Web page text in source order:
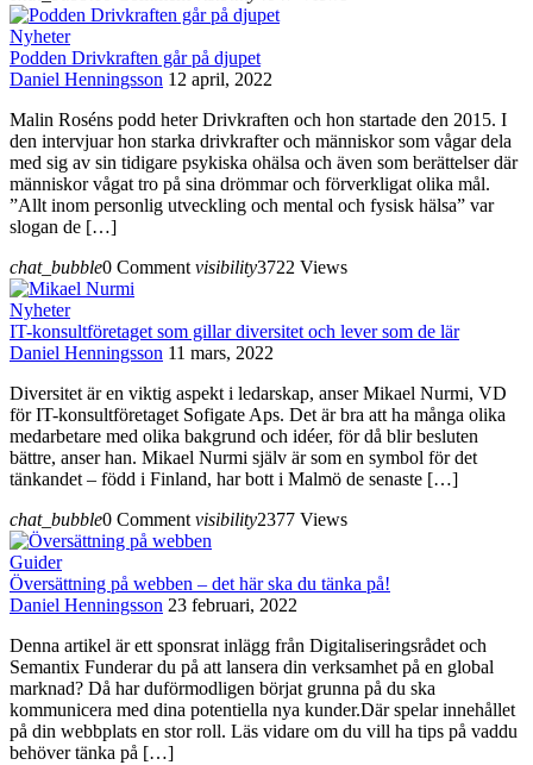
Nyheter
Podden Drivkraften går på djupet
Daniel Henningsson 12 april, 2022
Malin Roséns podd heter Drivkraften och hon startade den 2015. I
den intervjuar hon starka drivkrafter och människor som vågar dela
med sig av sin tidigare psykiska ohälsa och även som berättelser där
människor vågat tro på sina drömmar och förverkligat olika mål.
”Allt inom personlig utveckling och mental och fysisk hälsa” var
slogan de […]
chat_bubble0 Comment visibility3722 Views
Nyheter
IT-konsultföretaget som gillar diversitet och lever som de lär
Daniel Henningsson 11 mars, 2022
Diversitet är en viktig aspekt i ledarskap, anser Mikael Nurmi, VD
för IT-konsultföretaget Sofigate Aps. Det är bra att ha många olika
medarbetare med olika bakgrund och idéer, för då blir besluten
bättre, anser han. Mikael Nurmi själv är som en symbol för det
tänkandet – född i Finland, har bott i Malmö de senaste […]
chat_bubble0 Comment visibility2377 Views
Guider
Översättning på webben – det här ska du tänka på!
Daniel Henningsson 23 februari, 2022
Denna artikel är ett sponsrat inlägg från Digitaliseringsrådet och
Semantix Funderar du på att lansera din verksamhet på en global
marknad? Då har duförmodligen börjat grunna på du ska
kommunicera med dina potentiella nya kunder.Där spelar innehållet
på din webbplats en stor roll. Läs vidare om du vill ha tips på vaddu
behöver tänka på […]